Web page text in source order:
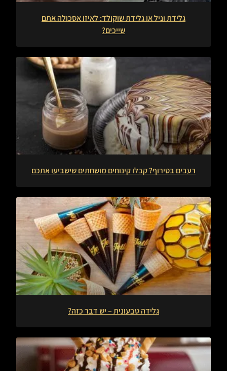
גלידת וניל או גלידת שוקולד: לאיזו אסכולה אתם
שייכים?
רעבים בטירוף? קבלו קינוחים מושחתים שישביעו אתכם
גלידה טבעונית – יש דבר כזה?